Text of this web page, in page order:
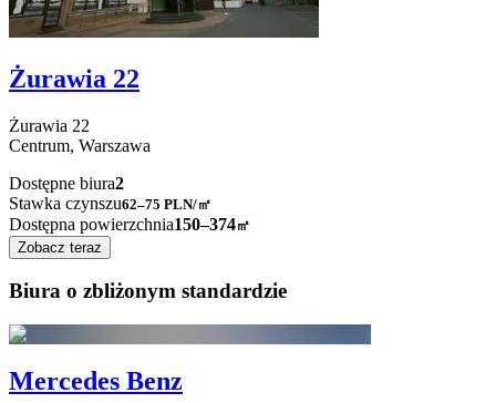
Żurawia 22
Żurawia 22
Centrum, Warszawa
Dostępne biura2
Stawka czynszu62–75 PLN/㎡
Dostępna powierzchnia150–374㎡
Zobacz teraz
Biura o zbliżonym standardzie
Mercedes Benz